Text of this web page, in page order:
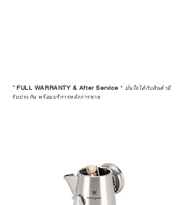
*FULL WARRANTY & After Service * มั่นใจได้กับสินค้ามี
รับประกัน พร้อมบริการหลังการขาย